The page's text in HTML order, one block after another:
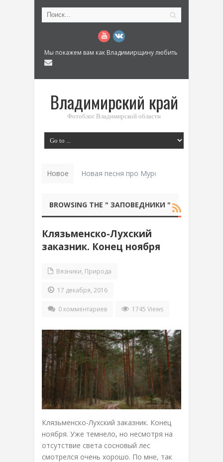
Мы покажем вам как Владимирщину любить
Владимирский край
Фотоблог Владимирской области
Новое Новая песня про Муром: «Былинный
BROWSING THE " ЗАПОВЕДНИКИ "
Клязьменско-Лухский
заказник. Конец ноября
Вязники, Природа
17 декабря, 2016
0 комментариев 1745 Views
Клязьменско-Лухский заказник. Конец
ноября. Уже темнело, но несмотря на
отсутствие света сосновый лес
смотрелся очень хорошо. По мне, так